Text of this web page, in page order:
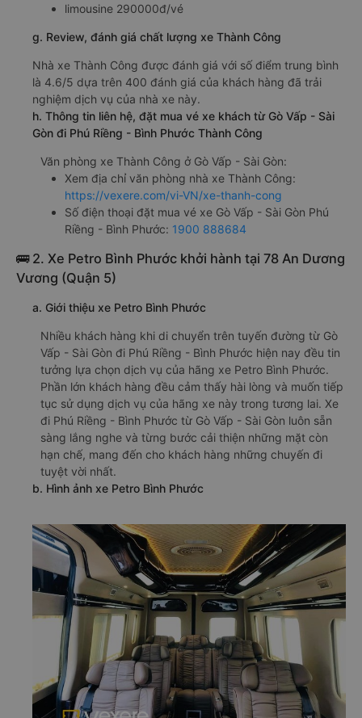
limousine 290000đ/vé
g. Review, đánh giá chất lượng xe Thành Công
Nhà xe Thành Công được đánh giá với số điểm trung bình
là 4.6/5 dựa trên 400 đánh giá của khách hàng đã trải
nghiệm dịch vụ của nhà xe này.
h. Thông tin liên hệ, đặt mua vé xe khách từ Gò Vấp - Sài
Gòn đi Phú Riềng - Bình Phước Thành Công
Văn phòng xe Thành Công ở Gò Vấp - Sài Gòn:
Xem địa chỉ văn phòng nhà xe Thành Công:
https://vexere.com/vi-VN/xe-thanh-cong
Số điện thoại đặt mua vé xe Gò Vấp - Sài Gòn Phú
Riềng - Bình Phước: 1900 888684
🚌 2. Xe Petro Bình Phước khởi hành tại 78 An Dương
Vương (Quận 5)
a. Giới thiệu xe Petro Bình Phước
Nhiều khách hàng khi di chuyển trên tuyến đường từ Gò
Vấp - Sài Gòn đi Phú Riềng - Bình Phước hiện nay đều tin
tưởng lựa chọn dịch vụ của hãng xe Petro Bình Phước.
Phần lớn khách hàng đều cảm thấy hài lòng và muốn tiếp
tục sử dụng dịch vụ của hãng xe này trong tương lai. Xe
đi Phú Riềng - Bình Phước từ Gò Vấp - Sài Gòn luôn sẵn
sàng lắng nghe và từng bước cải thiện những mặt còn
hạn chế, mang đến cho khách hàng những chuyến đi
tuyệt vời nhất.
b. Hình ảnh xe Petro Bình Phước